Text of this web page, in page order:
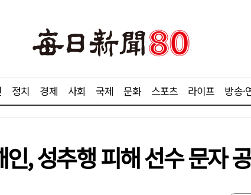
정치 경제 사회 국제 문화 스포츠 라이프 방송·
, 성추행 피해 선수 문자